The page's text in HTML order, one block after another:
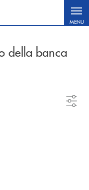
MENU
della banca